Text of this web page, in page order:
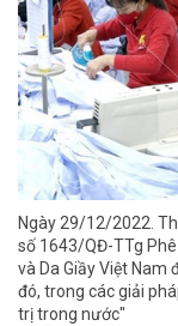
Ngày 29/12/2022.
số 1643/QĐ-TTg
và Da Giầy Việt Nam
đó, trong các giải
trị trong nước"